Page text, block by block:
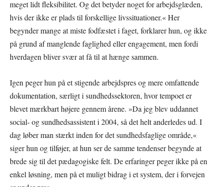
meget lidt fleksibilitet. Og det betyder noget for arbejdsglæden,
hvis der ikke er plads til forskellige livssituationer.« Her
begynder mange at miste fodfæstet i faget, forklarer hun, og ikke
på grund af manglende faglighed eller engagement, men fordi
hverdagen bliver svær at få til at hænge sammen.
Igen peger hun på et stigende arbejdspres og mere omfattende
dokumentation, særligt i sundhedssektoren, hvor tempoet er
blevet mærkbart højere gennem årene. »Da jeg blev uddannet
social- og sundhedsassistent i 2004, så det helt anderledes ud. I
dag løber man stærkt inden for det sundhedsfaglige område,«
siger hun og tilføjer, at hun ser de samme tendenser begynde at
brede sig til det pædagogiske felt. De erfaringer peger ikke på en
enkel løsning, men på et muligt bidrag i et system, der i forvejen